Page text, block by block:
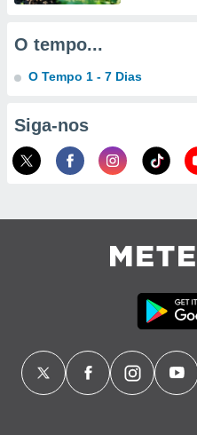
de
O tempo...
O Tempo 1 - 7 Dias
Siga-nos